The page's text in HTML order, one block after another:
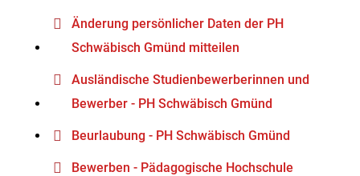
Änderung persönlicher Daten der PH
Schwäbisch Gmünd mitteilen
Ausländische Studienbewerberinnen und
Bewerber - PH Schwäbisch Gmünd
Beurlaubung - PH Schwäbisch Gmünd
Bewerben - Pädagogische Hochschule